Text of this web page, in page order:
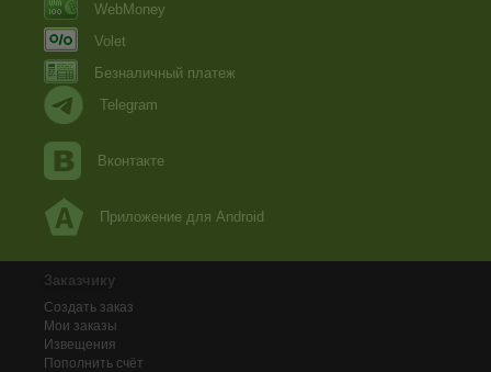
WebMoney
Volet
Безналичный платеж
Telegram
Вконтакте
Приложение для Android
Заказчику
Создать заказ
Мои заказы
Извещения
Пополнить счёт